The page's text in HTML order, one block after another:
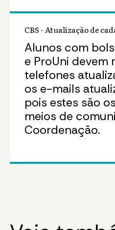
CBS - Atualização de
Alunos com
e ProUni devem
telefones
os e-mails
pois estes são
meios de
Coordenação.